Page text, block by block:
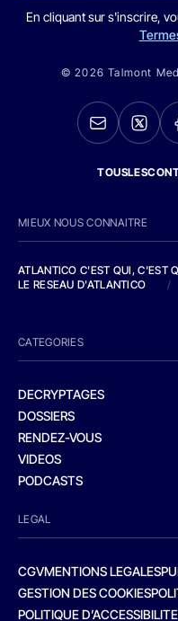
En cliquant sur s'inscrire,
© 2026 Talmont
MIEUX NOUS CONNAITRE
ATLANTICO C'EST QUI, C'EST
LE RESEAU D'ATLANTICO
/
CATEGORIES
DECRYPTAGES
DOSSIERS
RENDEZ-VOUS
VIDEOS
PODCASTS
LEGAL
CGVMENTIONS LEGALES
GESTION DES COOKIES
POLITIQUE D’ACCESSIBILITE